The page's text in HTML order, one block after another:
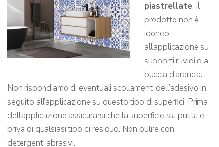
piastrellate. Il
prodotto non è
idoneo
all’applicazione su
supporti ruvidi o a
buccia d’arancia.
Non rispondiamo di eventuali scollamenti dell’adesivo in
seguito all’applicazione su questo tipo di superfici. Prima
dell’applicazione assicurarsi che la superficie sia pulita e
priva di qualsiasi tipo di residuo. Non pulire con
detergenti abrasivi.